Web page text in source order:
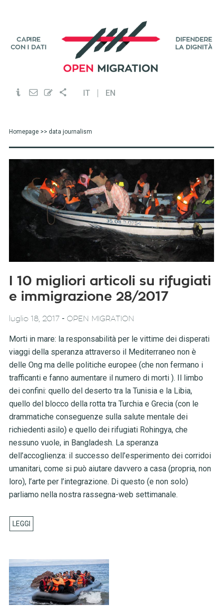
IT EN
Homepage>> data journalism
I 10 migliori articoli su rifugiati
e immigrazione 28/2017
luglio 18, 2017 - OPEN MIGRATION
Morti in mare: la responsabilità per le vittime dei disperati
viaggi della speranza attraverso il Mediterraneo non è
delle Ong ma delle politiche europee (che non fermano i
trafficanti e fanno aumentare il numero di morti ). Il limbo
dei confini: quello del deserto tra la Tunisia e la Libia,
quello del blocco della rotta tra Turchia e Grecia (con le
drammatiche conseguenze sulla salute mentale dei
richiedenti asilo) e quello dei rifugiati Rohingya, che
nessuno vuole, in Bangladesh. La speranza
dell’accoglienza: il successo dell’esperimento dei corridoi
umanitari, come si può aiutare davvero a casa (propria, non
loro), l’arte per l’integrazione. Di questo (e non solo)
parliamo nella nostra rassegna-web settimanale.